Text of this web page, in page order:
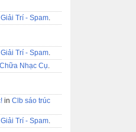
Trí - Spam.
Trí - Spam.
Nhạc Cụ.
in Clb sáo trúc
Trí - Spam.